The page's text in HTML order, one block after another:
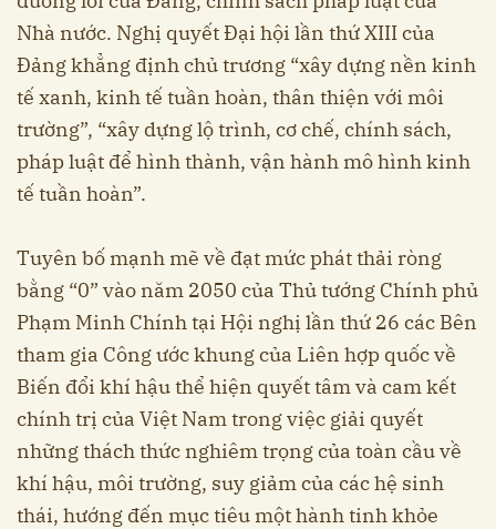
Nhà nước. Nghị quyết Đại hội lần thứ XIII của
Đảng khẳng định chủ trương “xây dựng nền kinh
tế xanh, kinh tế tuần hoàn, thân thiện với môi
trường”, “xây dựng lộ trình, cơ chế, chính sách,
pháp luật để hình thành, vận hành mô hình kinh
tế tuần hoàn”.
Tuyên bố mạnh mẽ về đạt mức phát thải ròng
bằng “0” vào năm 2050 của Thủ tướng Chính phủ
Phạm Minh Chính tại Hội nghị lần thứ 26 các Bên
tham gia Công ước khung của Liên hợp quốc về
Biến đổi khí hậu thể hiện quyết tâm và cam kết
chính trị của Việt Nam trong việc giải quyết
những thách thức nghiêm trọng của toàn cầu về
khí hậu, môi trường, suy giảm của các hệ sinh
thái, hướng đến mục tiêu một hành tinh khỏe